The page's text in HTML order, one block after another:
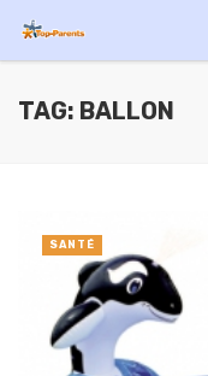
TAG: BALLON
SANTÉ